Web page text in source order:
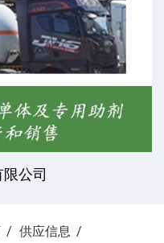
公司
供应信息